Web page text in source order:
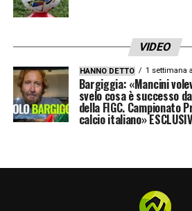
VIDEO
HANNO DETTO 1 settimana
Bargiggia: «Mancini
svelo cosa è successo
della FIGC. Campionato
calcio italiano»